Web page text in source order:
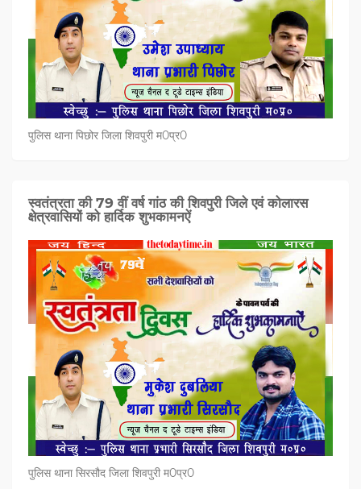
पुलिस थाना पिछोर जिला शिवपुरी म0प्र0
स्वतंत्रता की 79 वीं वर्ष गांठ की शिवपुरी जिले एवं कोलारस
क्षेत्रवासियों को हार्दिक शुभकामनऐं
पुलिस थाना सिरसौद जिला शिवपुरी म0प्र0